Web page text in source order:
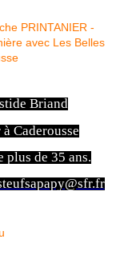
Briand
Caderousse
plus de 35 ans.